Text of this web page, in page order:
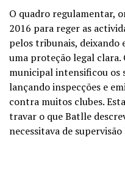
O quadro regulamentar,
2016 para reger as
pelos tribunais, deixando
uma proteção legal clara.
municipal intensificou os
lançando inspecções e
contra muitos clubes.
travar o que Batlle
necessitava de supervisão